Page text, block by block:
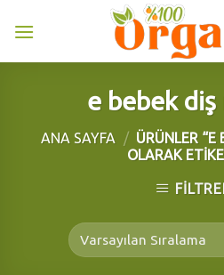
e bebek diş
ANA SAYFA / ÜRÜNLER “E
OLARAK